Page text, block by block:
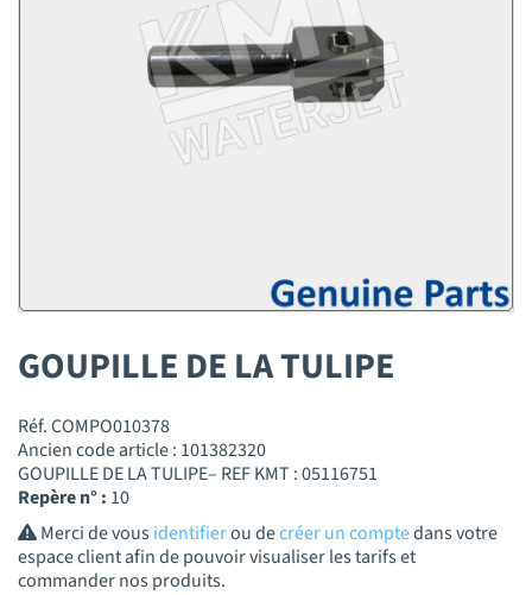
GOUPILLE DE LA TULIPE
Réf. COMPO010378
Ancien code article : 101382320
GOUPILLE DE LA TULIPE– REF KMT : 05116751
Repère n° : 10
Merci de vousidentifierou decréer un comptedans votre
espace client afin de pouvoir visualiser les tarifs et
commander nos produits.